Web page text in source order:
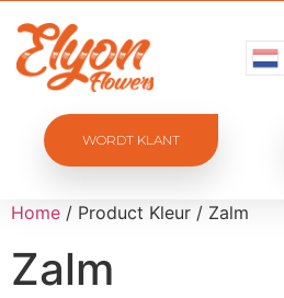
WORDT KLANT
Home / Product Kleur / Zalm
Zalm